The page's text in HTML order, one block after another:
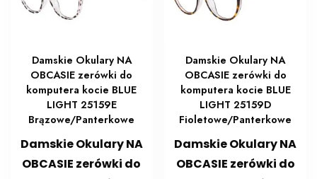
Damskie Okulary NA
OBCASIE zerówki do
komputera kocie BLUE
LIGHT 25159E
Brązowe/Panterkowe
Damskie Okulary NA
OBCASIE zerówki do
Damskie Okulary NA
OBCASIE zerówki do
komputera kocie BLUE
LIGHT 25159D
Fioletowe/Panterkowe
Damskie Okulary NA
OBCASIE zerówki do